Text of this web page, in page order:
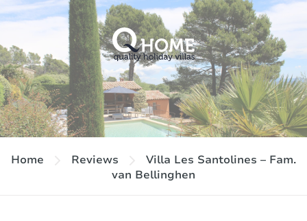
Home Reviews
Villa Les Santolines – Fam.
van Bellinghen